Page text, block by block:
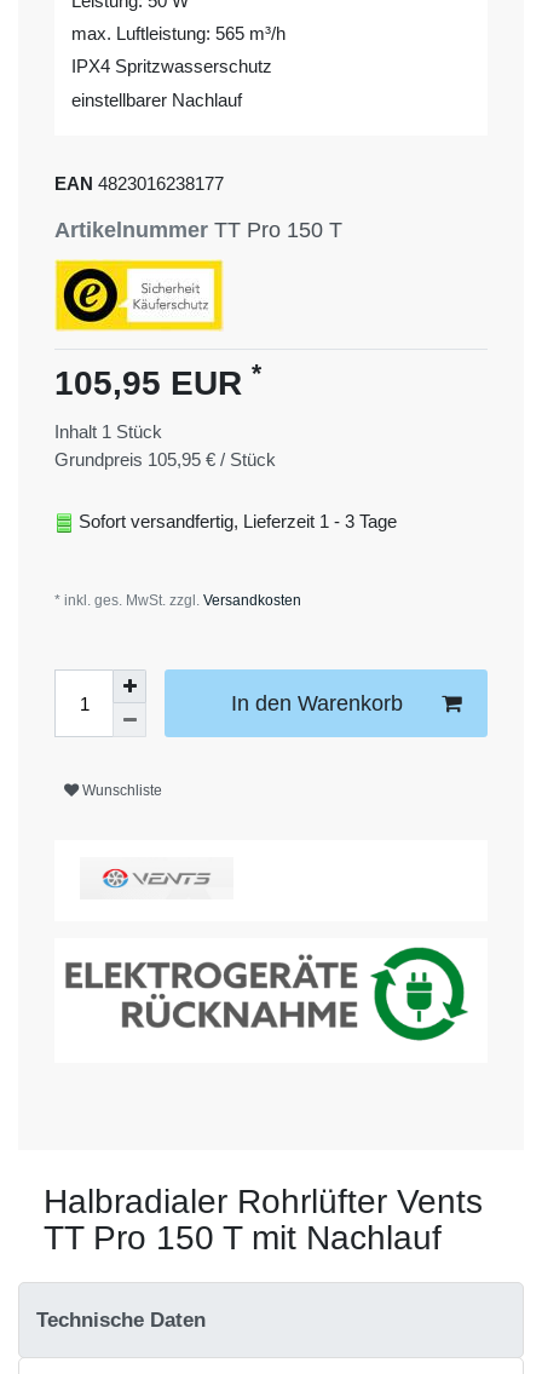
max. Luftleistung: 565 m³/h
IPX4 Spritzwasserschutz
einstellbarer Nachlauf
EAN 4823016238177
Artikelnummer TT Pro 150 T
105,95 EUR *
Inhalt 1 Stück
Grundpreis 105,95 € / Stück
Sofort versandfertig, Lieferzeit 1 - 3 Tage
* inkl. ges. MwSt. zzgl. Versandkosten
In den Warenkorb
Wunschliste
Halbradialer Rohrlüfter Vents
TT Pro 150 T mit Nachlauf
Technische Daten